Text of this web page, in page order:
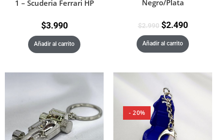
1 – Scuderia Ferrari HP
$3.990
Añadir al carrito
Negro/Plata
$2.990 $2.490
Añadir al carrito
- 20%